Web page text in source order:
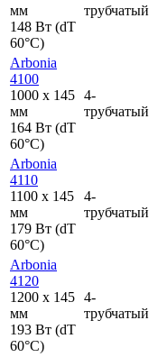
мм
148 Вт (dT
60°C)
трубчатый
Arbonia
4100
1000 x 145
мм
164 Вт (dT
60°C)
4-
трубчатый
Arbonia
4110
1100 x 145
мм
179 Вт (dT
60°C)
4-
трубчатый
Arbonia
4120
1200 x 145
мм
193 Вт (dT
60°C)
4-
трубчатый